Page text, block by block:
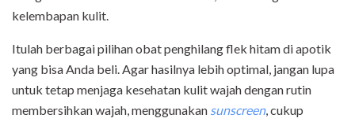
kelembapan kulit.
Itulah berbagai pilihan obat penghilang flek hitam di apotik
yang bisa Anda beli. Agar hasilnya lebih optimal, jangan lupa
untuk tetap menjaga kesehatan kulit wajah dengan rutin
membersihkan wajah, menggunakan sunscreen, cukup